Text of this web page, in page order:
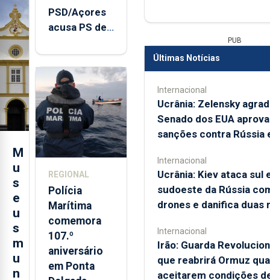
M
u
s
e
u
s
m
u
n
PSD/Açores
acusa PS de
contraditória"
sobre
evolução
turística
REGIONAL
Polícia
Marítima
comemora
107.º
aniversário
em Ponta
PUB
Últimas Notícias
Internacional
Ucrânia: Zelensky
Senado dos EUA
sanções contra Rússia
Internacional
Ucrânia: Kiev ataca sul
sudoeste da Rússia
drones e danifica duas
Internacional
Irão: Guarda
que reabrirá Ormuz
aceitarem condições